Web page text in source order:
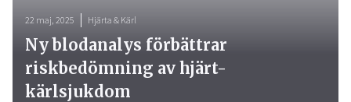
22 maj, 2025 Hjärta & Kärl
Ny blodanalys förbättrar
riskbedömning av hjärt-
kärlsjukdom